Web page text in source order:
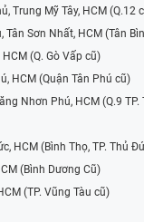
Trung Mỹ Tây, HCM (Q.12
Tân Sơn Nhất, HCM (Tân
(Q. Gò Vấp cũ)
HCM (Quận Tân Phú cũ)
Nhơn Phú, HCM (Q.9
HCM (Bình Thọ, TP. Thủ
(Bình Dương Cũ)
(TP. Vũng Tàu cũ)